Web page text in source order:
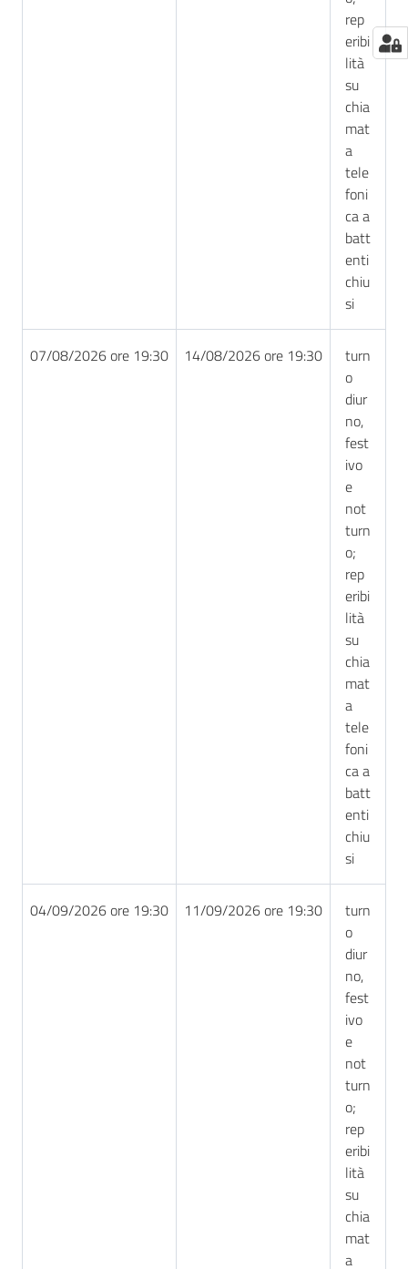
rep
eribi
lità
su
chia
mat
a
tele
foni
ca a
batt
enti
chiu
si
07/08/2026 ore 19:30 14/08/2026 ore 19:30
turn
o
diur
no,
fest
ivo
e
not
turn
o;
rep
eribi
lità
su
chia
mat
a
tele
foni
ca a
batt
enti
chiu
si
04/09/2026 ore 19:30 11/09/2026 ore 19:30
turn
o
diur
no,
fest
ivo
e
not
turn
o;
rep
eribi
lità
su
chia
mat
a